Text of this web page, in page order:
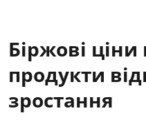
Біржові
продукти
зростання